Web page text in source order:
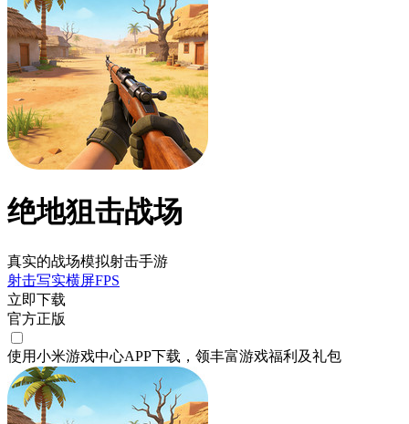
绝地狙击战场
真实的战场模拟射击手游
射击写实横屏FPS
立即下载
官方正版
使用小米游戏中心APP下载 ，领丰富游戏福利 及礼包